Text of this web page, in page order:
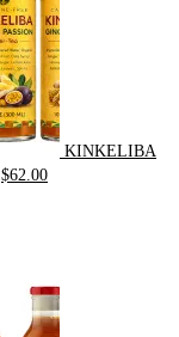
KINKELIBA
Original
$62.00Current